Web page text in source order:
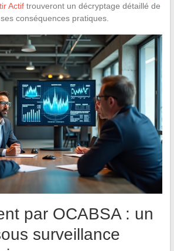
Actiftrouveront un décryptage détaillé de
conséquences pratiques.
par OCABSA : un
surveillance